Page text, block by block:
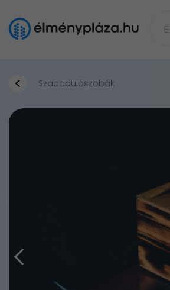
Szabadulószobák